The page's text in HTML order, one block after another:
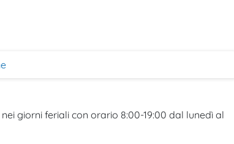
giorni feriali con orario 8:00-19:00 dal lunedì al